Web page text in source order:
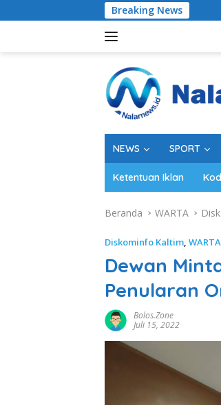
ke
Breaking News
NEWS SPORT
Ketentuan Iklan
Beranda WARTA
Diskominfo Kaltim, WARTA
Dewan
Penularan
Bolos.zone
Juli 15, 2022